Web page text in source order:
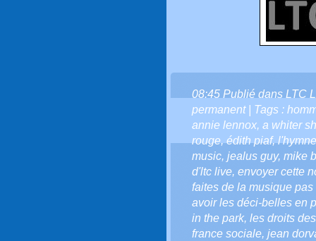
08:45 Publié dans LTC
permanent| Tags :
annie lennox, a whiter
rouge,édith piaf,
music, jealus guy, mike
d'ltc live, envoyer cette
faites de la musique
avoir les déci-belles en
in the park, les droits
france sociale, jean